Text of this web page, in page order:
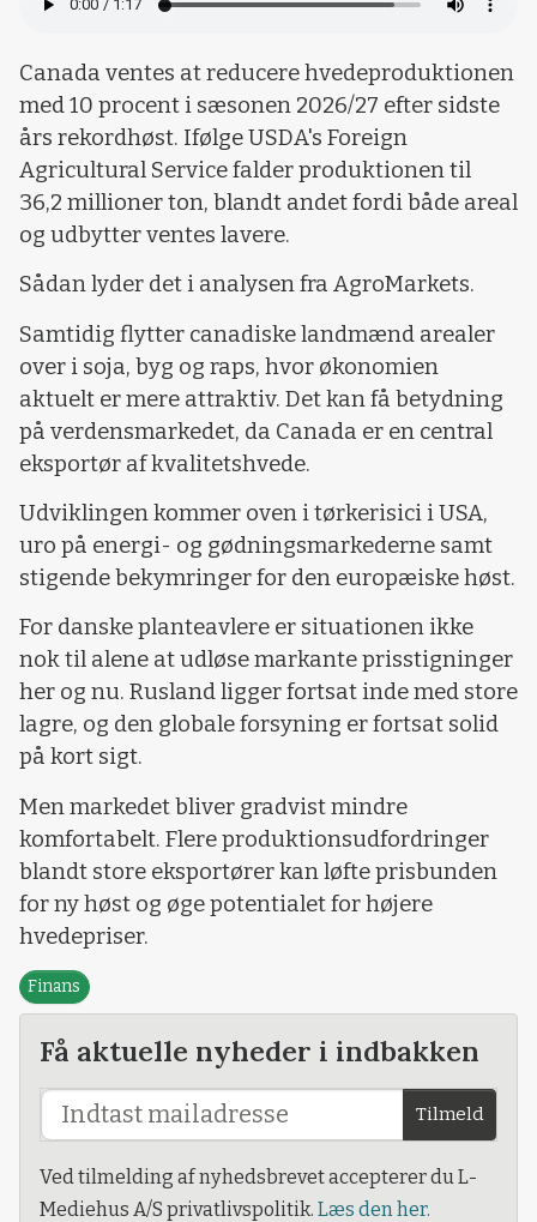
Canada ventes at reducere hvedeproduktionen
med 10 procent i sæsonen 2026/27 efter sidste
års rekordhøst. Ifølge USDA's Foreign
Agricultural Service falder produktionen til
36,2 millioner ton, blandt andet fordi både areal
og udbytter ventes lavere.
Sådan lyder det i analysen fra AgroMarkets.
Samtidig flytter canadiske landmænd arealer
over i soja, byg og raps, hvor økonomien
aktuelt er mere attraktiv. Det kan få betydning
på verdensmarkedet, da Canada er en central
eksportør af kvalitetshvede.
Udviklingen kommer oven i tørkerisici i USA,
uro på energi- og gødningsmarkederne samt
stigende bekymringer for den europæiske høst.
For danske planteavlere er situationen ikke
nok til alene at udløse markante prisstigninger
her og nu. Rusland ligger fortsat inde med store
lagre, og den globale forsyning er fortsat solid
på kort sigt.
Men markedet bliver gradvist mindre
komfortabelt. Flere produktionsudfordringer
blandt store eksportører kan løfte prisbunden
for ny høst og øge potentialet for højere
hvedepriser.
Finans
Få aktuelle nyheder i indbakken
Tilmeld
Ved tilmelding af nyhedsbrevet accepterer du L-
Mediehus A/S privatlivspolitik. Læs den her.